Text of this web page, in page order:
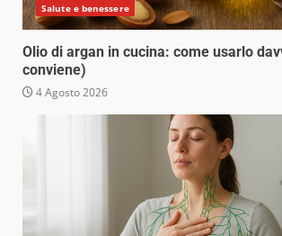
Salute e benessere
Olio di argan in cucina: come usarlo
conviene)
4 Agosto 2026